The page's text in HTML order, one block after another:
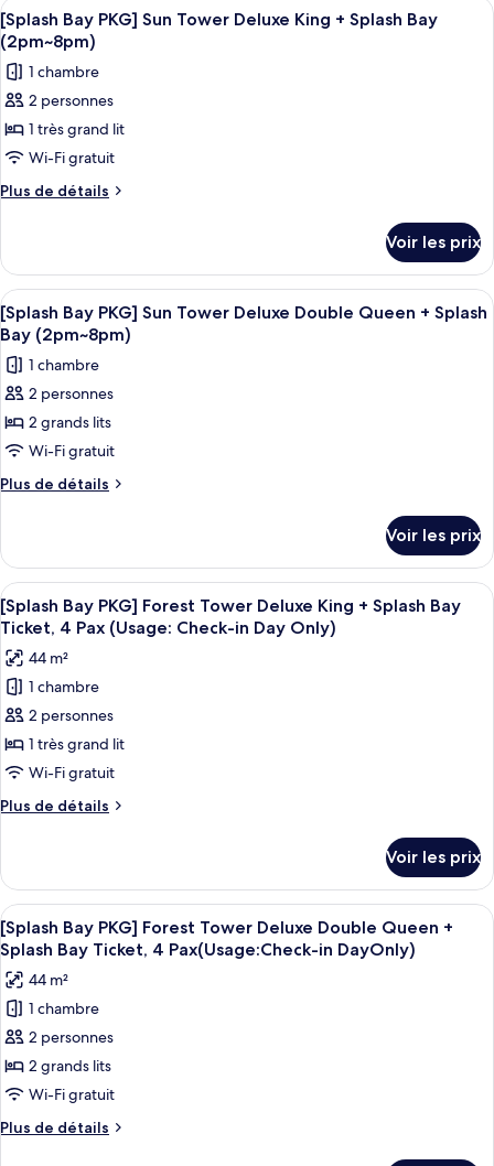
Tower
Deluxe
Double
Queen
+
Splash
Bay
Ticket,
(Usage:
Check-
in
Day
Only)
de
chambre
[Splash
Bay
PKG]
Tower
Deluxe
Queen
Ticket,
4
Pax
(Usage:
Check-
in
Day
Only)
Afficher
toutes
les
photos
pour
ce
type
de
Bay
PKG]
Sun
Tower
Deluxe
King
+
Splash
Bay
(2pm~8pm)
3
[Splash Bay PKG] Sun Tower Deluxe King + Splash Bay
(2pm~8pm)
1 chambre
2 personnes
1 très grand lit
Wi-Fi gratuit
Plus de détails
Plus
le
type
de
chambre
[Splash
Bay
PKG]
Tower
Deluxe
+
Voir les prix
Afficher
toutes
les
photos
pour
ce
type
de
Bay
PKG]
Sun
Tower
Deluxe
Double
Queen
+
Splash
Bay
(2pm~8pm)
Une chambre d’hôtel avec deux
3
[Splash Bay PKG] Sun Tower Deluxe Double Queen + Splash
Bay (2pm~8pm)
1 chambre
2 personnes
2 grands lits
Wi-Fi gratuit
Plus de détails
Plus
le
type
de
chambre
[Splash
Bay
PKG]
Sun
Tower
Deluxe
Queen
+
Splash
Voir les prix
Afficher
toutes
les
photos
pour
ce
type
de
chambre :
[Splash
PKG]
Forest
Tower
Deluxe
King
+
Splash
Bay
Ticket,
4
Pax
Couette en duvet d'oie, minibar,
6
[Splash Bay PKG] Forest Tower Deluxe King + Splash Bay
Ticket, 4 Pax (Usage: Check-in Day Only)
44 m²
1 chambre
2 personnes
1 très grand lit
Wi-Fi gratuit
Plus de détails
Plus
le
type
de
chambre
[Splash
Bay
PKG]
Forest
Tower
Deluxe
Splash
Bay
Voir les prix
Afficher
toutes
les
photos
pour
ce
type
de
chambre :
[Splash
Une chambre d’hôtel avec deux
6
[Splash Bay PKG] Forest Tower Deluxe Double Queen +
Splash Bay Ticket, 4 Pax(Usage:Check-in DayOnly)
44 m²
1 chambre
2 personnes
2 grands lits
Wi-Fi gratuit
Plus de détails
Plus